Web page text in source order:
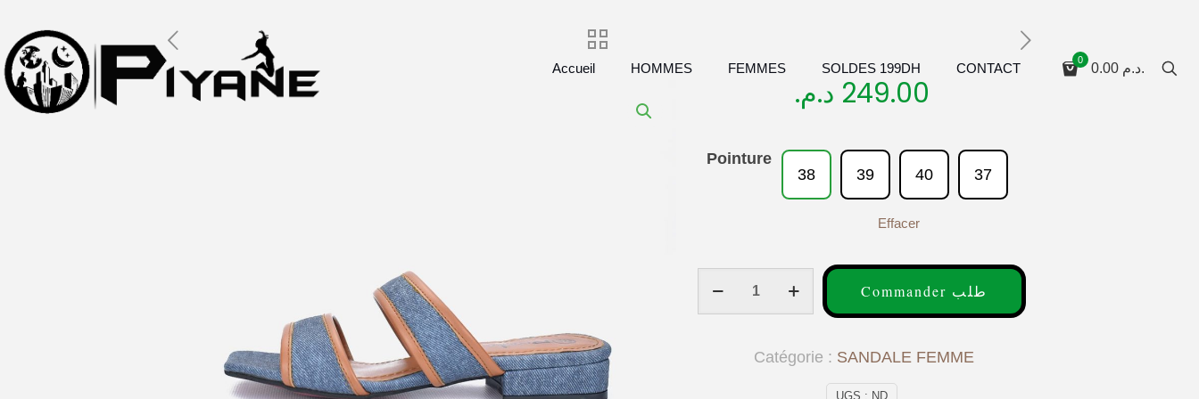
Accueil HOMMES FEMMES SOLDES 199DH CONTACT
0
0.00 د.م.
249.00 د.م.
Pointure
38
39 40 37
Effacer
Commander طلب
UGS : ND
Catégorie : SANDALE FEMME